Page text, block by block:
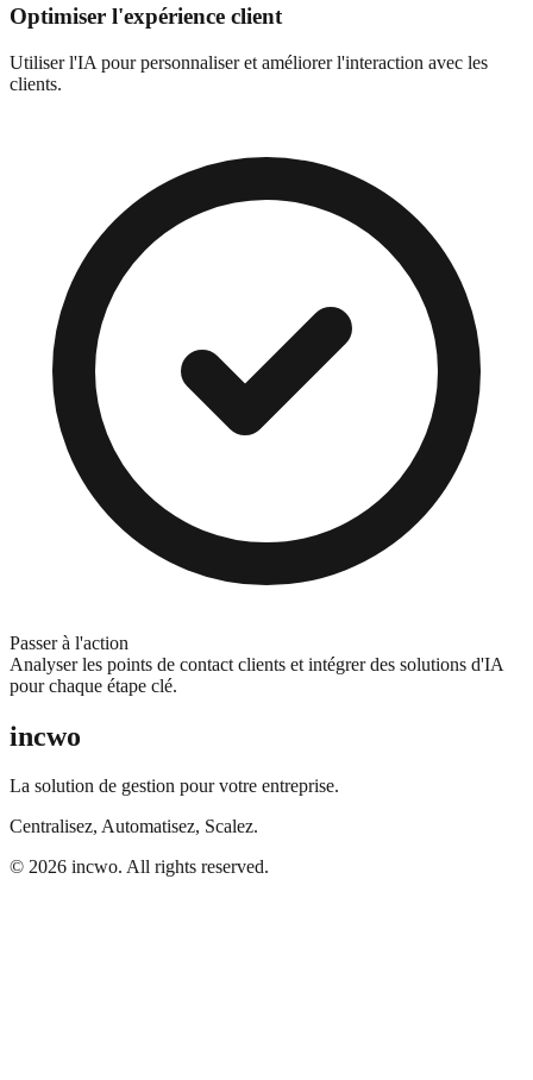
Optimiser l'expérience client
Utiliser l'IA pour personnaliser et améliorer l'interaction avec les
clients.
Passer à l'action
Analyser les points de contact clients et intégrer des solutions d'IA
pour chaque étape clé.
incwo
La solution de gestion pour votre entreprise.
Centralisez, Automatisez, Scalez.
© 2026 incwo. All rights reserved.